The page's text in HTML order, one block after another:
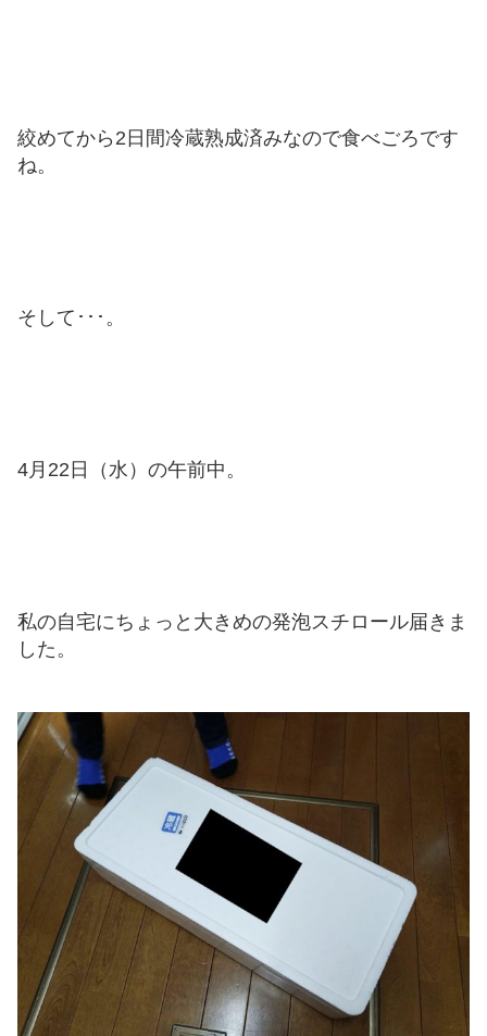
絞めてから2日間冷蔵熟成済みなので食べごろです
ね。
そして･･･。
4月22日（水）の午前中。
私の自宅にちょっと大きめの発泡スチロール届きま
した。